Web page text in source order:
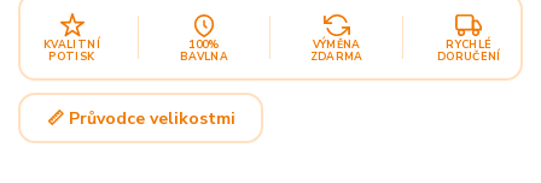
KVALITNÍ
POTISK
100%
BAVLNA
VÝMĚNA
ZDARMA
RYCHLÉ
DORUČENÍ
📏 Průvodce velikostmi